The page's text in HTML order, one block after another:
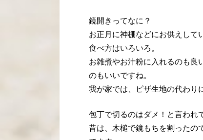
鏡開きってなに？
お正月に神棚などにお供えして
食べ方はいろいろ。
お雑煮やお汁粉に入れるのも良
のもいいですね。
我が家では、ピザ生地の代わり
包丁で切るのはダメ！と言われ
昔は、木槌で鏡もちを割ったの